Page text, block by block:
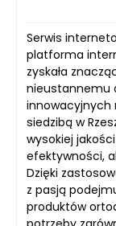
Serwis
platforma
zyskała
nieustannemu
innowacyjnych
siedzibą w
wysokiej
efektywności,
Dzięki
z pasją
produktów